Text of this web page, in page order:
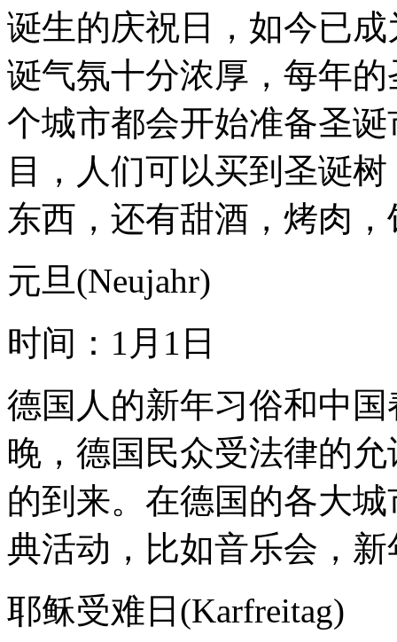
诞生的庆祝日，如今已
诞气氛十分浓厚，每年
个城市都会开始准备圣
目，人们可以买到圣诞
东西，还有甜酒，烤肉
元旦(Neujahr)
时间：1月1日
德国人的新年习俗和中
晚，德国民众受法律的
的到来。在德国的各大
典活动，比如音乐会，
耶稣受难日(Karfreitag)